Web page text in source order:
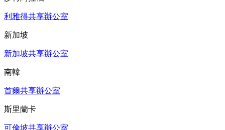
利雅得共享辦公室
新加坡
新加坡共享辦公室
南韓
首爾共享辦公室
斯里蘭卡
可倫坡共享辦公室